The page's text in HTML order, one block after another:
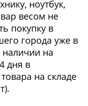
ноутбук,
весом не
покупку в
города уже в
наличии на
дня в
на складе